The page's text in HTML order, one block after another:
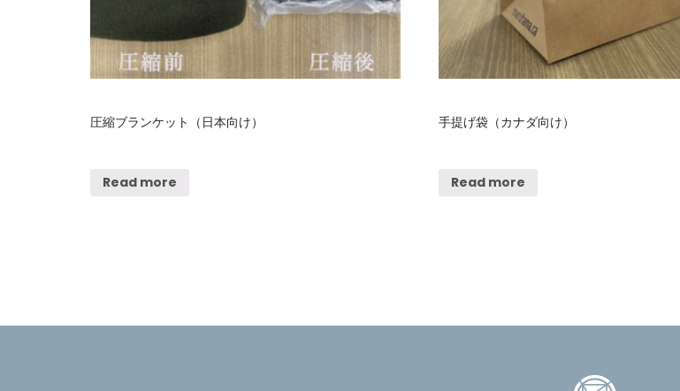
圧縮ブランケット（日本向け）
Read more
手提げ袋（カナダ向け）
Read more